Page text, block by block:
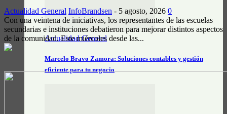
Actualidad General
Marcelo Bravo Zamora: Soluciones contables y gestión
eficiente para tu negocio
Actualidad General InfoBrandsen - 5 agosto, 2026 0
Con una veintena de iniciativas, los representantes de las escuelas
secundarias e instituciones debatieron para mejorar distintos aspectos
de la comunidad. Este miércoles desde las...